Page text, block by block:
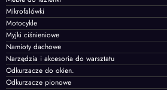
Mikrofalówki
Motocykle
Myjki ciśnieniowe
Namioty dachowe
Narzędzia i akcesoria do warsztatu
Odkurzacze do okien.
Odkurzacze pionowe